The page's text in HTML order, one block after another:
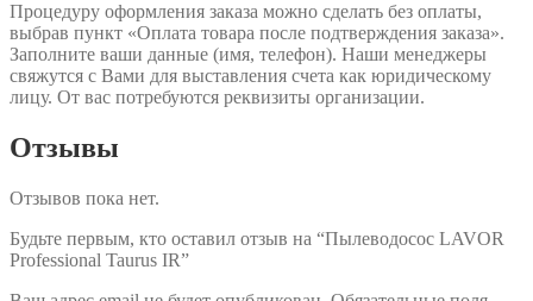
Процедуру оформления заказа можно сделать без оплаты,
выбрав пункт «Оплата товара после подтверждения заказа».
Заполните ваши данные (имя, телефон). Наши менеджеры
свяжутся с Вами для выставления счета как юридическому
лицу. От вас потребуются реквизиты организации.
Отзывы
Отзывов пока нет.
Будьте первым, кто оставил отзыв на “Пылеводосос LAVOR
Professional Taurus IR”